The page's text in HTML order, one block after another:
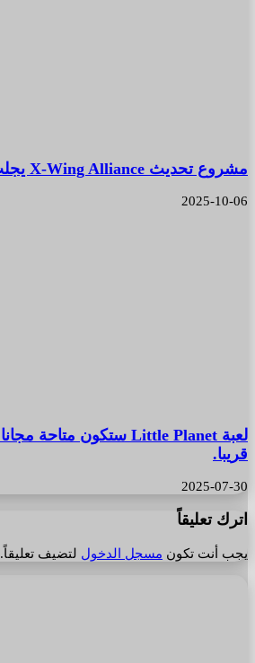
مشروع تحديث X-Wing Alliance يجلب تجربة VR مدهشة
2025-10-06
قريبا.
2025-07-30
اترك تعليقاً
يجب أنت تكون مسجل الدخول لتضيف تعليقاً.